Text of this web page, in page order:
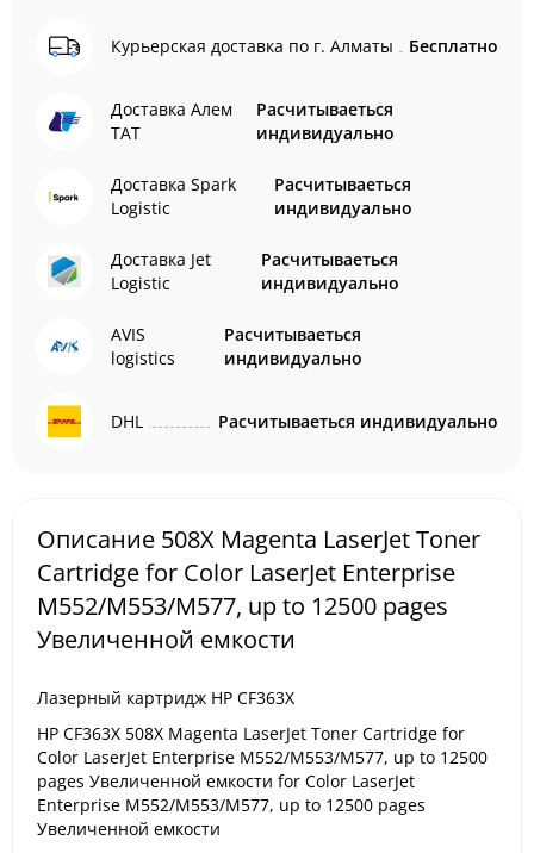
Курьерская доставка по г. Алматы Бесплатно
Доставка Алем
ТАТ
Расчитываеться
индивидуально
Доставка Spark
Logistic
Расчитываеться
индивидуально
Доставка Jet
Logistic
Расчитываеться
индивидуально
AVIS
logistics
Расчитываеться
индивидуально
DHL Расчитываеться индивидуально
Описание 508X Magenta LaserJet Toner
Cartridge for Color LaserJet Enterprise
M552/M553/M577, up to 12500 pages
Увеличенной емкости
Лазерный картридж HP CF363X
HP CF363X 508X Magenta LaserJet Toner Cartridge for
Color LaserJet Enterprise M552/M553/M577, up to 12500
pages Увеличенной емкости for Color LaserJet
Enterprise M552/M553/M577, up to 12500 pages
Увеличенной емкости